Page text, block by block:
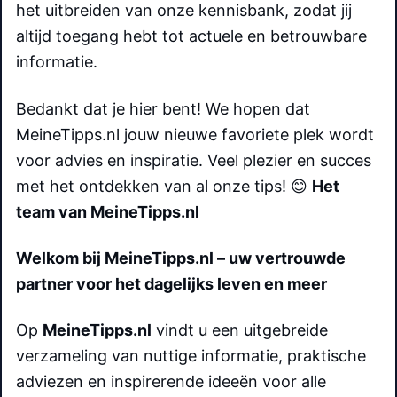
het uitbreiden van onze kennisbank, zodat jij
altijd toegang hebt tot actuele en betrouwbare
informatie.
Bedankt dat je hier bent! We hopen dat
MeineTipps.nl jouw nieuwe favoriete plek wordt
voor advies en inspiratie. Veel plezier en succes
met het ontdekken van al onze tips! 😊 Het
team van MeineTipps.nl
Welkom bij MeineTipps.nl – uw vertrouwde
partner voor het dagelijks leven en meer
Op MeineTipps.nl vindt u een uitgebreide
verzameling van nuttige informatie, praktische
adviezen en inspirerende ideeën voor alle